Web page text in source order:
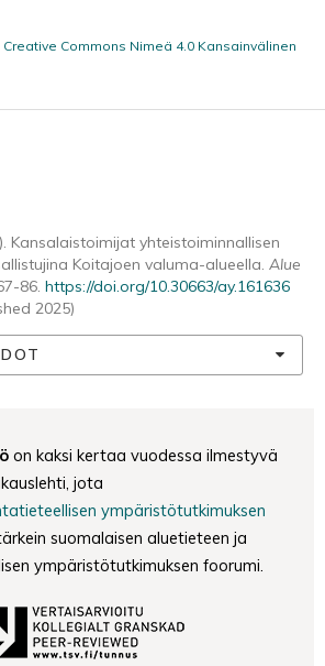
Creative Commons Nimeä 4.0 Kansainvälinen
Kansalaistoimijat yhteistoiminnallisen
Koitajoen valuma-alueella. Alue
86. https://doi.org/10.30663/ay.161636
2025)
on kaksi kertaa vuodessa ilmestyvä
jota
ympäristötutkimuksen
suomalaisen aluetieteen ja
ympäristötutkimuksen foorumi.